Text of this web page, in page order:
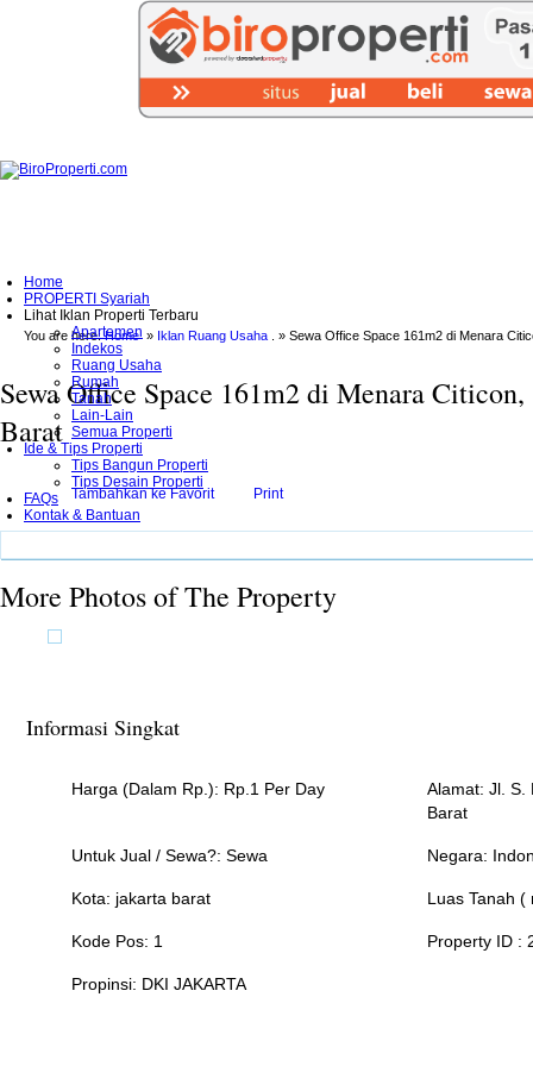
Home
PROPERTI Syariah
Lihat Iklan Properti Terbaru
Apartemen
Indekos
Ruang Usaha
Rumah
Tanah
Lain-Lain
Semua Properti
Ide & Tips Properti
Tips Bangun Properti
Tips Desain Properti
FAQs
Kontak & Bantuan
You are here:Home » Iklan Ruang Usaha . » Sewa Office Space 161m2 di Menara
Sewa Office Space 161m2 di Menara Citicon,
Barat
Tambahkan ke Favorit Print
More Photos of The Property
Informasi Singkat
Harga (Dalam Rp.): Rp.1 Per Day
Alamat: Jl. S.
Barat
Untuk Jual / Sewa?: Sewa Negara:
Kota: jakarta barat Luas Tanah (
Kode Pos: 1 Property ID :
Propinsi: DKI JAKARTA